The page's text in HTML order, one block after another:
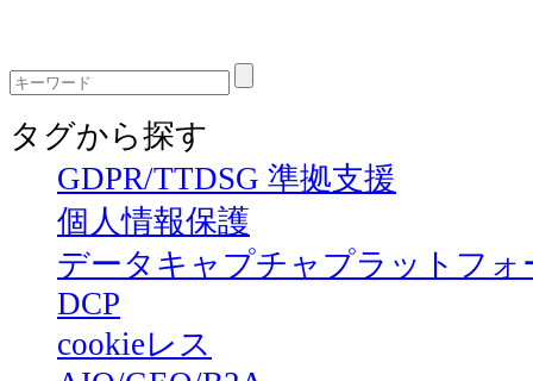
タグから探す
GDPR/TTDSG 準拠支援
個人情報保護
データキャプチャプラットフォ
DCP
cookieレス